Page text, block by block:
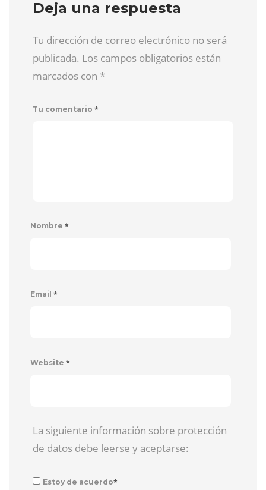
Deja una respuesta
Tu dirección de correo electrónico no será
publicada. Los campos obligatorios están
marcados con *
Tu comentario *
Nombre *
Email *
Website *
La siguiente información sobre protección
de datos debe leerse y aceptarse:
Estoy de acuerdo*